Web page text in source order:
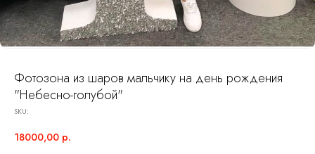
Фотозона из шаров мальчику на день рождения
"Небесно-голубой"
SKU:
18000,00 р.